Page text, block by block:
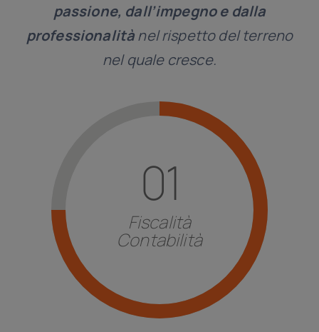
passione, dall’impegno e dalla
professionalitànel rispetto del terreno
nel quale cresce.
01
Fiscalità
Contabilità
Fiscalità e Contabilità
Risposte per la corretta esecuzione
adempimenti imposti dalla
normativa italiana con una
particolare attenzione a quella di altri
paesi.